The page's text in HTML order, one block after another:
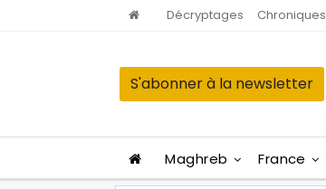
Décryptages Chroniques
S'abonner à la newsletter
Maghreb France